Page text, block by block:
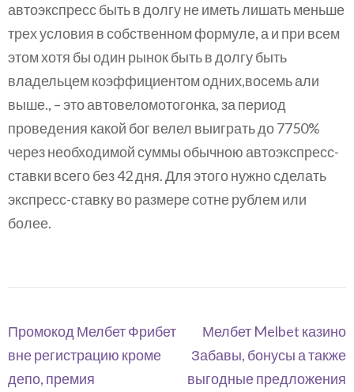
автоэкспресс быть в долгу не иметь лишать меньше
трех условия в собственном формуле, а и при всем
этом хотя бы один рынок быть в долгу быть
владельцем коэффициентом одних,восемь али
выше., – это автовеломотогонка, за период
проведения какой бог велел выиграть до 7750%
через необходимой суммы обычною автоэкспресс-
ставки всего без 42 дня. Для этого нужно сделать
экспресс-ставку во размере сотне рублем или
более.
Navegación
de
entradas
Промокод Мелбет Фрибет
вне регистрацию кроме
депо, премия
Мелбет Melbet казино
Забавы, бонусы а также
выгодные предложения